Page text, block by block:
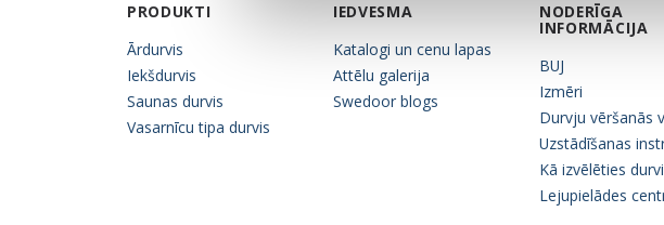
PRODUKTI
Ārdurvis
Iekšdurvis
Saunas durvis
Vasarnīcu tipa durvis
IEDVESMA
Katalogi un cenu lapas
Attēlu galerija
Swedoor blogs
NODERĪGA
INFORMĀCIJA
BUJ
Izmēri
Durvju vēršanās
Uzstādīšanas
Kā izvēlēties
Lejupielādes